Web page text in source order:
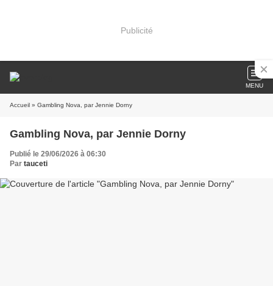
Publicité
MENU
Accueil » Gambling Nova, par Jennie Dorny
Gambling Nova, par Jennie Dorny
Publié le 29/06/2026 à 06:30
Par tauceti